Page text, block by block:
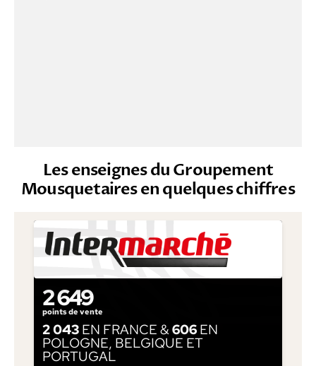
Les enseignes du Groupement
Mousquetaires en quelques chiffres
2 649
points de vente
2 043EN FRANCE &606EN
POLOGNE, BELGIQUE ET
PORTUGAL